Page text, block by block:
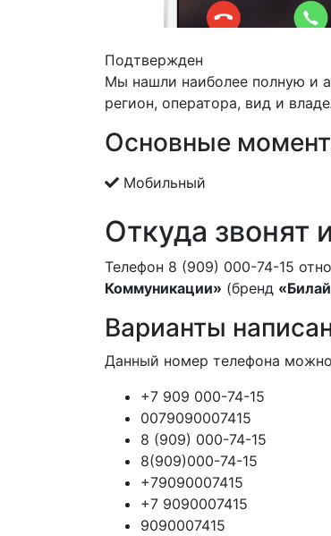
Подтвержден
Мы нашли наиболее полную и
регион, оператора, вид и
Основные
Мобильный
Откуда звонят
Телефон 8 (909) 000-74-15
Коммуникации» (бренд
Варианты
Данный номер телефона
+7 909 000-74-15
0079090007415
8 (909) 000-74-15
8(909)000-74-15
+79090007415
+7 9090007415
9090007415